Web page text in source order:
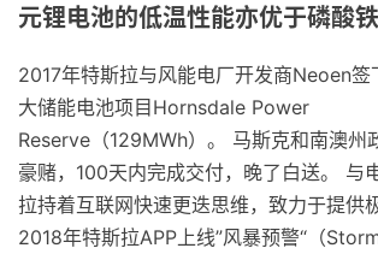
元锂电池的低温性能亦优于磷酸
2017年特斯拉与风能电厂开发商Neoen签
大储能电池项目Hornsdale Power
Reserve（129MWh）。 马斯克和南澳州
豪赌，100天内完成交付，晚了白送。 与
拉持着互联网快速更迭思维，致力于提供
2018年特斯拉APP上线”风暴预警“（